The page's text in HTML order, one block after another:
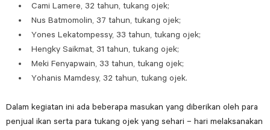
Cami Lamere, 32 tahun, tukang ojek;
Nus Batmomolin, 37 tahun, tukang ojek;
Yones Lekatompessy, 33 tahun, tukang ojek;
Hengky Saikmat, 31 tahun, tukang ojek;
Meki Fenyapwain, 33 tahun, tukang ojek;
Yohanis Mamdesy, 32 tahun, tukang ojek.
Dalam kegiatan ini ada beberapa masukan yang diberikan oleh para
penjual ikan serta para tukang ojek yang sehari – hari melaksanakan